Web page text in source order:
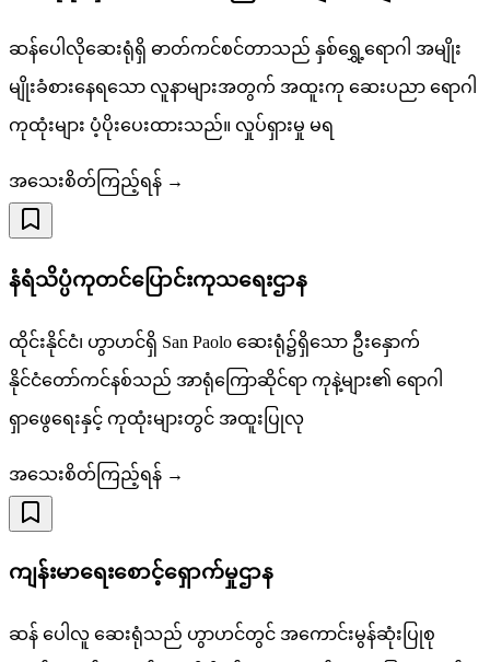
ဆန်ပေါလိုဆေးရုံရှိ ဓာတ်ကင်စင်တာသည် နှစ်ရွှေ့ရောဂါ အမျိုး
မျိုးခံစားနေရသော လူနာများအတွက် အထူးကု ဆေးပညာ ရောဂါ
ကုထုံးများ ပံ့ပိုးပေးထားသည်။ လှုပ်ရှားမှု မရ
အသေးစိတ်ကြည့်ရန် →
နံရံသိပ္ပံကုတင်ပြောင်းကုသရေးဌာန
ထိုင်းနိုင်ငံ၊ ဟွာဟင်ရှိ San Paolo ဆေးရုံ၌ရှိသော ဦးနှောက်
နိုင်ငံတော်ကင်နစ်သည် အာရုံကြောဆိုင်ရာ ကုနဲ့များ၏ ရောဂါ
ရှာဖွေရေးနှင့် ကုထုံးများတွင် အထူးပြုလု
အသေးစိတ်ကြည့်ရန် →
ကျန်းမာရေးစောင့်ရှောက်မှုဌာန
ဆန် ပေါလူ ဆေးရုံသည် ဟွာဟင်တွင် အကောင်းမွန်ဆုံးပြုစု